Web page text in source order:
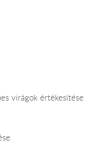
virágok értékesítése